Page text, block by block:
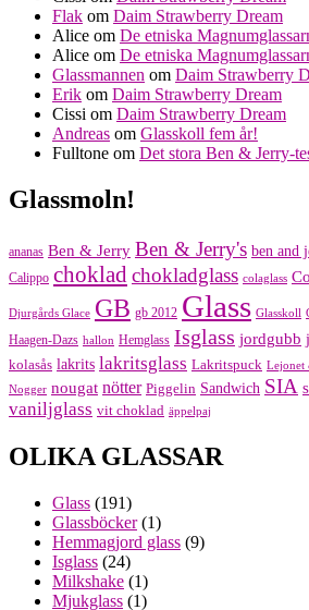
Flak om Daim Strawberry Dream
Alice om De etniska
Alice om De etniska
Glassmannen om Daim Strawberry
Erik om Daim Strawberry Dream
Cissi om Daim Strawberry Dream
Andreas om Glasskoll fem år!
Fulltone om Det stora Ben & Jerry-
Glassmoln!
ananas Ben & Jerry Ben & Jerry's ben and
Calippo choklad chokladglass colaglass
Djurgårds Glace GB gb 2012 Glass Glasskoll
Haagen-Dazs hallon Hemglass Isglass jordgubb
kolasås lakrits lakritsglass Lakritspuck Lejonet
Nogger nougat nötter Piggelin Sandwich SIA
vaniljglass vit choklad äppelpaj
OLIKA GLASSAR
Glass (191)
Glassböcker(1)
Hemmagjord glass (9)
Isglass (24)
Milkshake (1)
Mjukglass (1)